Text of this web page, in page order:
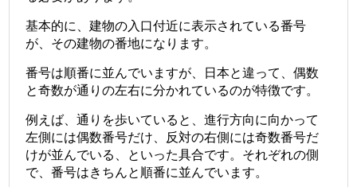
基本的に、建物の入口付近に表示されている番号
が、その建物の番地になります。
番号は順番に並んでいますが、日本と違って、偶数
と奇数が通りの左右に分かれているのが特徴です。
例えば、通りを歩いていると、進行方向に向かって
左側には偶数番号だけ、反対の右側には奇数番号だ
けが並んでいる、といった具合です。それぞれの側
で、番号はきちんと順番に並んでいます。